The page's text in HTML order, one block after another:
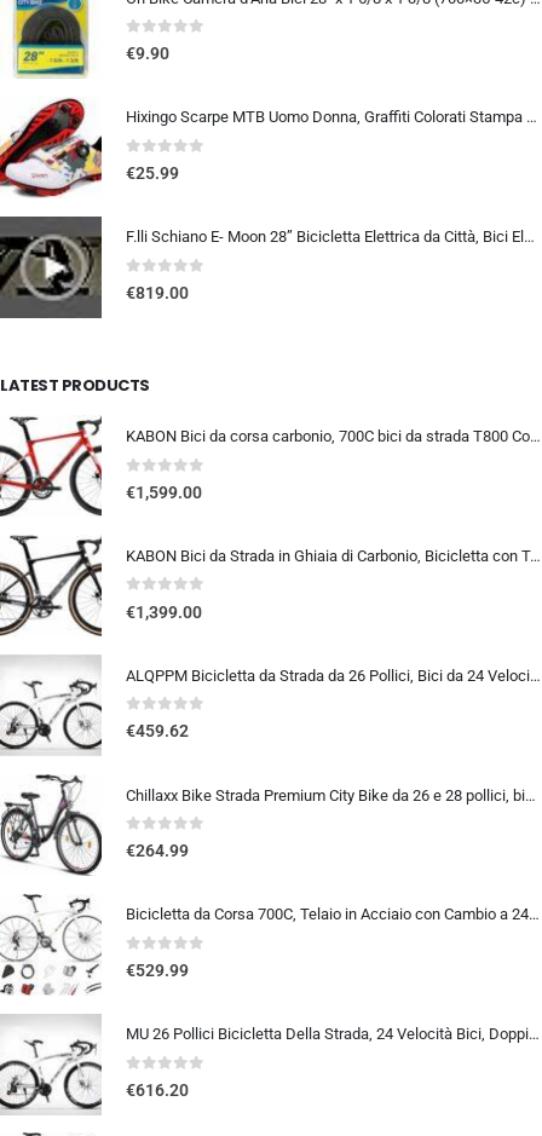
0out of 5
€9.90
Hixingo Scarpe MTB Uomo Donna, Graffiti Colorati Stampa Scarpe Mountain Bike Compatibili con Pedali SPD, Unisex Scarpe Ciclis
0out of 5
€25.99
F.lli Schiano E- Moon 28” Bicicletta Elettrica da Città, Bici Elettrica con Pedalata Assistita 250W, City E-bike Unisex Adulto, Batteria Rimovibile 36V 13Ah, SHIMANO 7 velocità, Donna Uomo, Nero
0out of 5
€819.00
LATEST PRODUCTS
KABON Bici da corsa carbonio, 700C bici da strada T800 Completamente carbonio con Shimano 105 R7000 22 velocità 8.1 KG Leg…
0out of 5
€1,599.00
KABON Bici da Strada in Ghiaia di Carbonio, Bicicletta con Telaio in Fibra di Carbonio T800 con Bicicletta da Corsa con Fr…
0out of 5
€1,399.00
ALQPPM Bicicletta da Strada da 26 Pollici, Bici da 24 Velocità, Freno a Doppio Disco, Telaio in Acciaio ad Alto Tenore Di …
0out of 5
€459.62
Chillaxx Bike Strada Premium City Bike da 26 e 28 pollici, bicicletta per ragazze, ragazzi, uomini e donne, cambio a 21 ma…
0out of 5
€264.99
Bicicletta da Corsa 700C, Telaio in Acciaio con Cambio a 24/27/30 Marce, Bicicletta da Strada per Uomo Donna, Bici da Stra…
0out of 5
€529.99
MU 26 Pollici Bicicletta Della Strada, 24 Velocità Bici, Doppio Disco Freno, Acciaio Al Carbonio Telaio, Strada Biciclette…
0out of 5
€616.20